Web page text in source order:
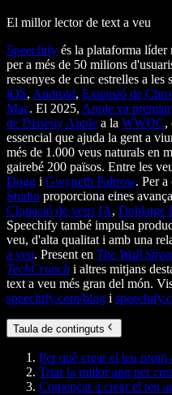
El millor lector de text a veu
Speechify és la plataforma líder
per a més de 50 milions
ressenyes de cinc estrelles a
iOS, Android, Extensió de
Mac. El 2025, Apple va premiar
de Disseny Apple a la WWDC,
essencial que ajuda la gent a
més de 1.000 veus naturals en
gairebé 200 països. Entre les
Dogg i Gwyneth Paltrow. Per a
Studio proporciona eines
Clonació de veus IA, Doblatge
Speechify també impulsa
veu, d'alta qualitat i amb una
a veu. Present en The Wall
TechCrunch i altres mitjans
text a veu més gran del món.
speechify.com/blog i
Taula de continguts
Per què crear el teu
Triar la millor app per
Començar a crear el teu